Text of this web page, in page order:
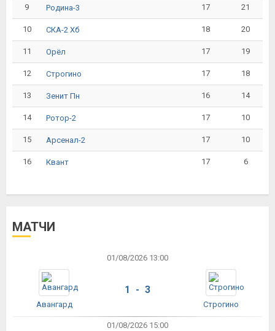
9 Родина-3 17 21
10 СКА-2 Хб 18 20
11 Орёл 17 19
12 Строгино 17 18
13 Зенит Пн 16 14
14 Ротор-2 17 10
15 Арсенал-2 17 10
16 Квант 17 6
МАТЧИ
01/08/2026 13:00
Авангард
1 - 3
Строгино
01/08/2026 15:00